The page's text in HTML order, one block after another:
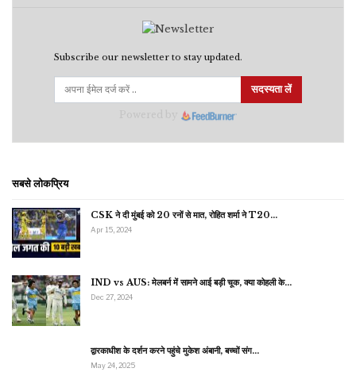
Subscribe our newsletter to stay updated.
सदस्यता लें
सबसे लोकप्रिय
CSK ने दी मुंबई को 20 रनों से मात, रोहित शर्मा ने T20…
Apr 15, 2024
IND vs AUS: मेलबर्न में सामने आई बड़ी चूक, क्या कोहली के…
Dec 27, 2024
द्वारकाधीश के दर्शन करने पहुंचे मुकेश अंबानी, बच्चों संग…
May 24, 2025